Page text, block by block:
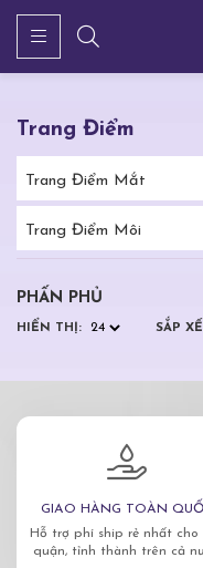
Trang Điểm
Trang Điểm Mắt
Trang Điểm Môi
PHẤN PHỦ
HIỂN THỊ: SẮP
GIAO HÀNG TOÀN
Hỗ trợ phí ship rẻ nhất cho
quận, tỉnh thành trên cả